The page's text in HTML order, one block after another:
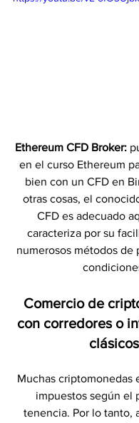
Ethereum CFD Broker:
en el curso Ethereum
bien con un CFD en
otras cosas, el
CFD es adecuado
caracteriza por su
numerosos métodos de
Comercio de
con corredores o
clásicos
Muchas criptomonedas
impuestos según el
tenencia. Por lo tanto,